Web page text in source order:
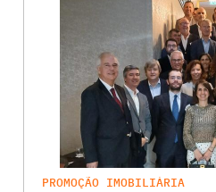
PROMOÇÃO IMOBILIÁRIA